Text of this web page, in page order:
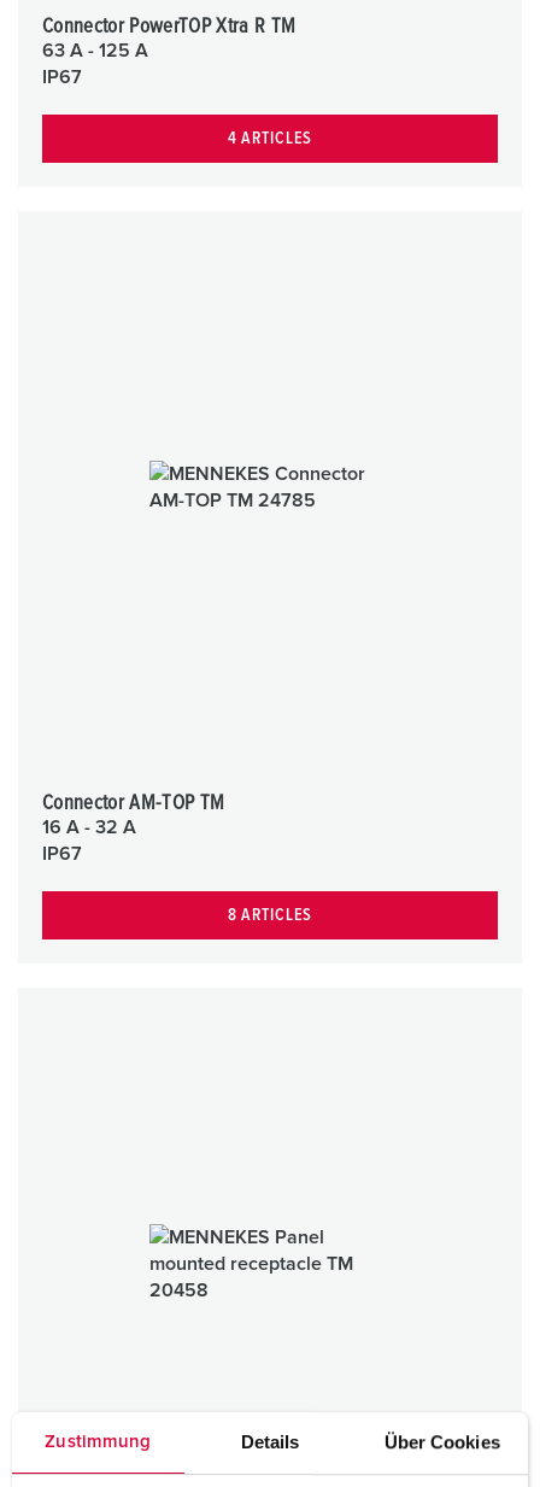
Zustimmung Details Über Cookies
Connector PowerTOP Xtra R TM
63 A - 125 A
IP67
4 ARTICLES
Connector AM-TOP TM
16 A - 32 A
IP67
8 ARTICLES